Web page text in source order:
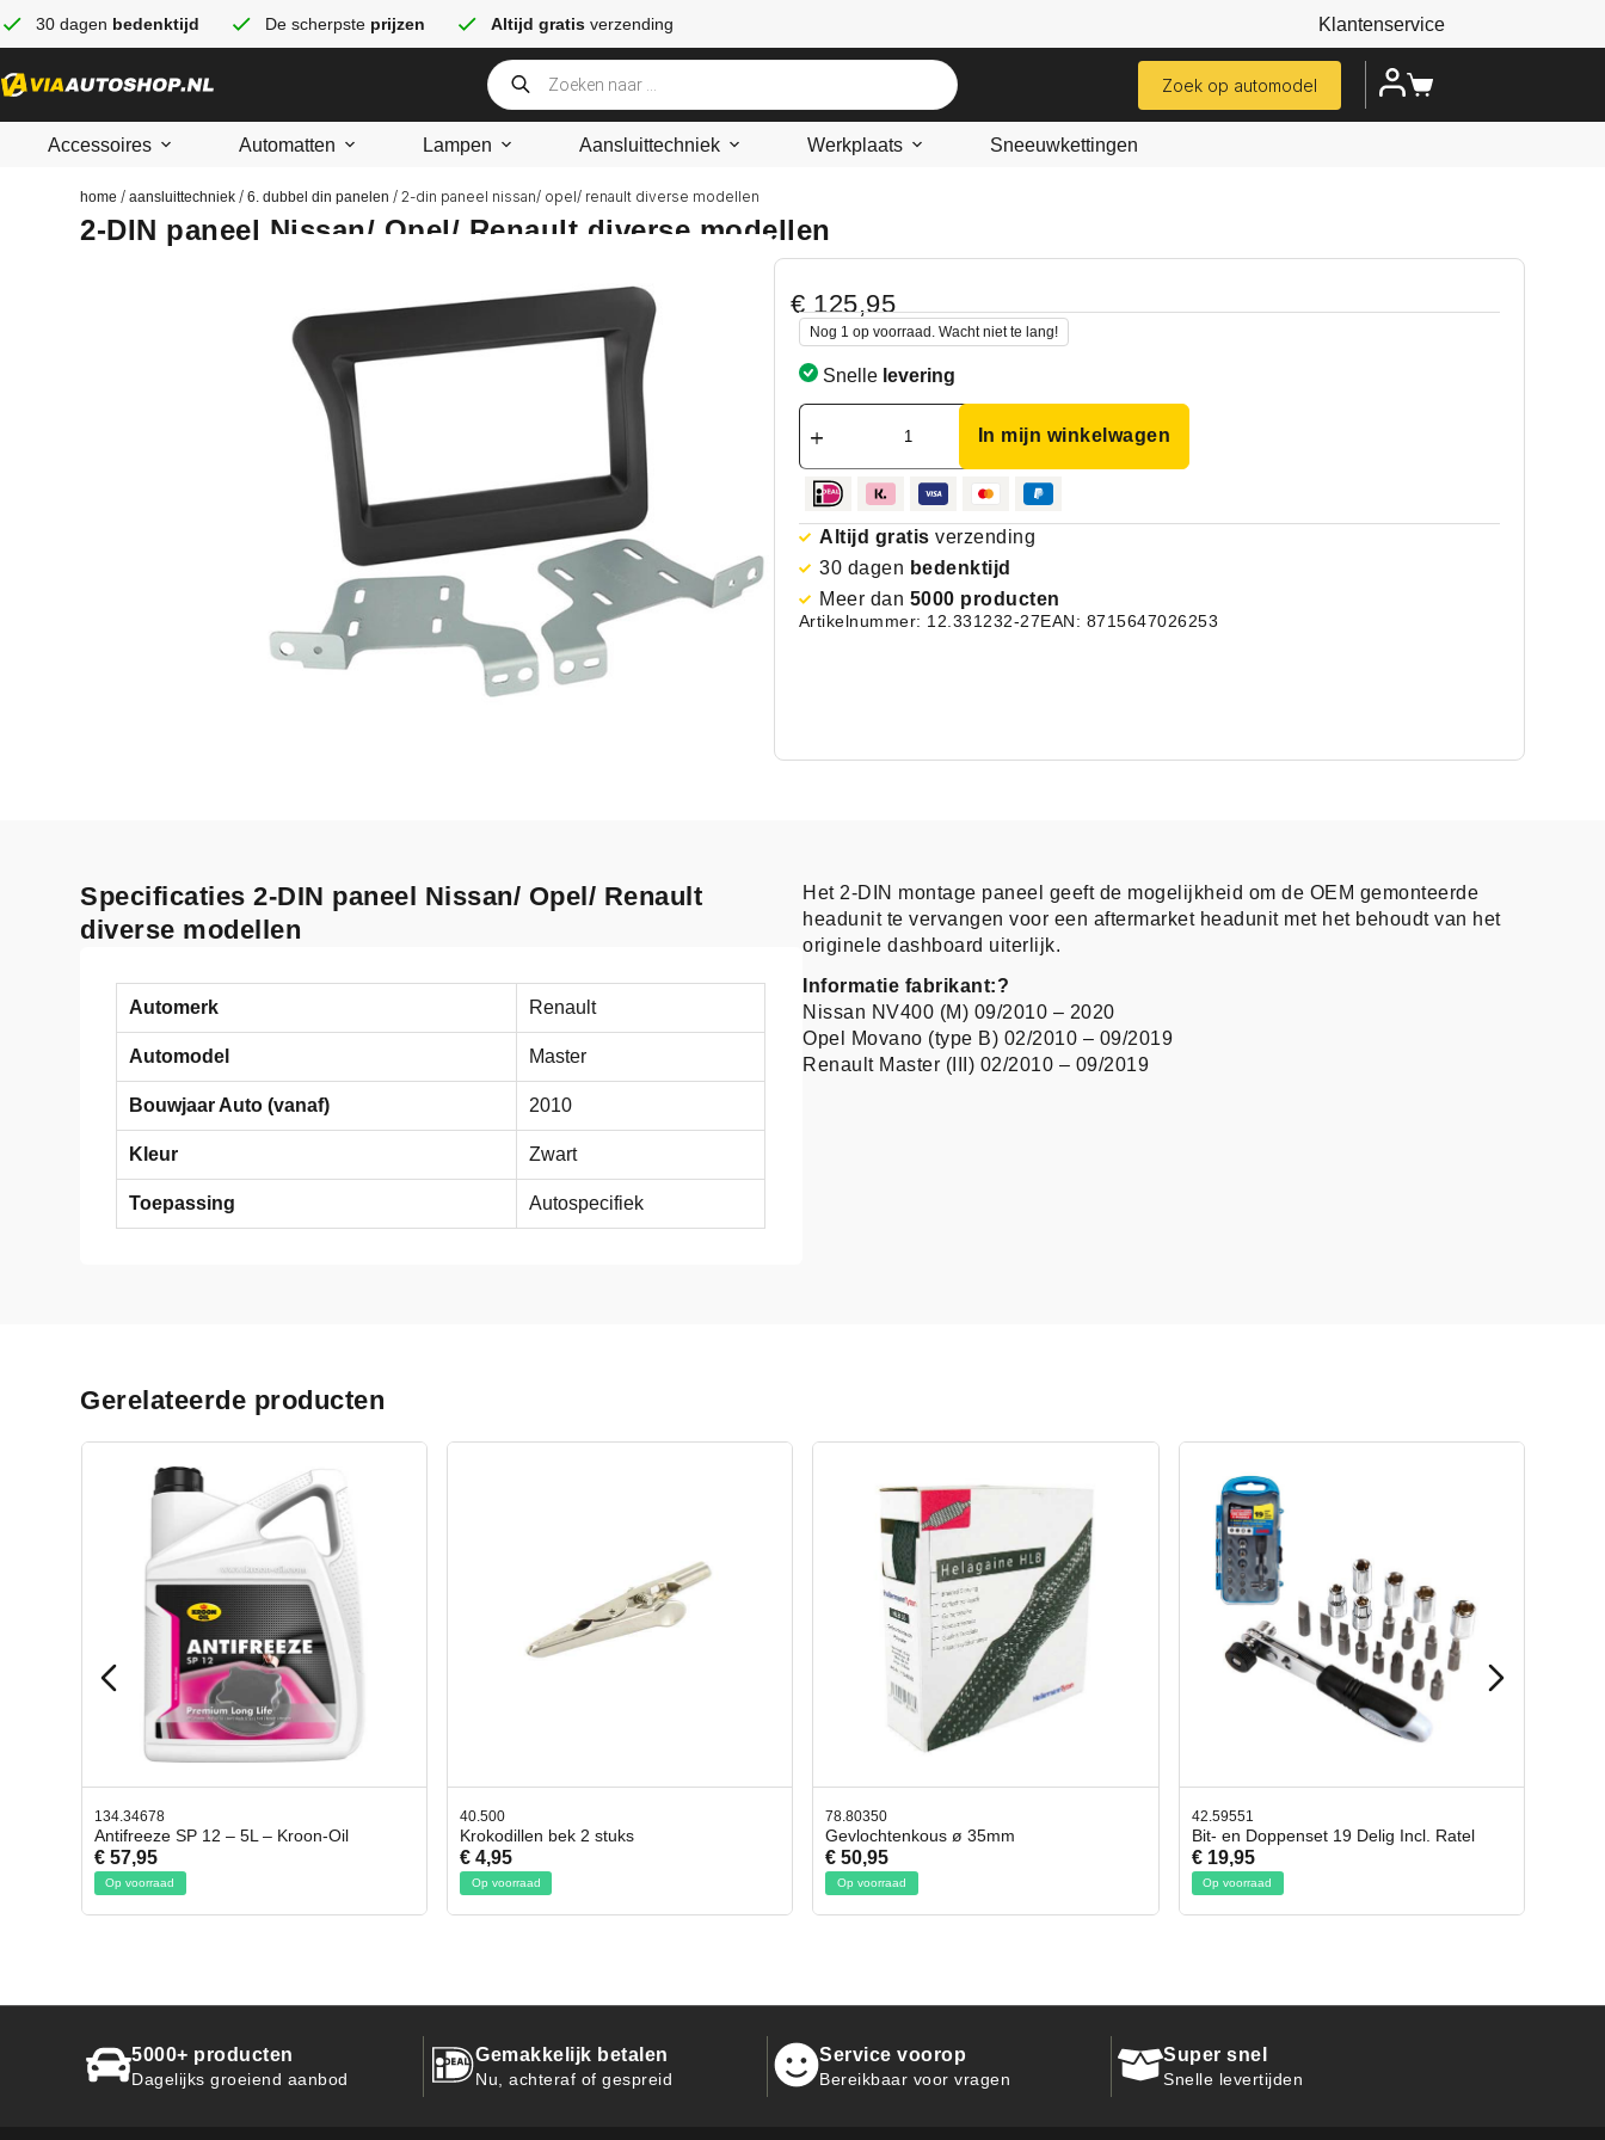
30 dagen bedenktijd De scherpste prijzen Altijd gratis verzending Klantenservice
Zoek op automodel
Accessoires Automatten Lampen Aansluittechniek Werkplaats Sneeuwkettingen
home /aansluittechniek /6. dubbel din panelen / 2-din paneel nissan/ opel/ renault diverse modellen
2-DIN paneel Nissan/ Opel/ Renault diverse modellen
€125,95
Nog 1 op voorraad. Wacht niet te lang!
Snelle levering
In mijn winkelwagen
Altijd gratis verzending
30 dagen bedenktijd
Meer dan 5000 producten
Artikelnummer: 12.331232-27EAN: 8715647026253
Specificaties 2-DIN paneel Nissan/ Opel/ Renault
diverse modellen
Automerk Renault
Automodel Master
Bouwjaar Auto (vanaf) 2010
Kleur Zwart
Toepassing Autospecifiek
Het 2-DIN montage paneel geeft de mogelijkheid om de OEM gemonteerde
headunit te vervangen voor een aftermarket headunit met het behoudt van het
originele dashboard uiterlijk.
Informatie fabrikant:?
Nissan NV400 (M) 09/2010 – 2020
Opel Movano (type B) 02/2010 – 09/2019
Renault Master (III) 02/2010 – 09/2019
Gerelateerde producten
40.500
Krokodillen bek 2 stuks
€ 4,95
Op voorraad
78.80350
Gevlochtenkous ø 35mm
€ 50,95
Op voorraad
42.59551
Bit- en Doppenset 19 Delig Incl. Ratel
€ 19,95
Op voorraad
42.65998
Afbreekmes 2 stuks
€ 10,95
Op voorraad
5000+ producten
Dagelijks groeiend aanbod
Gemakkelijk betalen
Nu, achteraf of gespreid
Service voorop
Bereikbaar voor vragen
Super snel
Snelle levertijden